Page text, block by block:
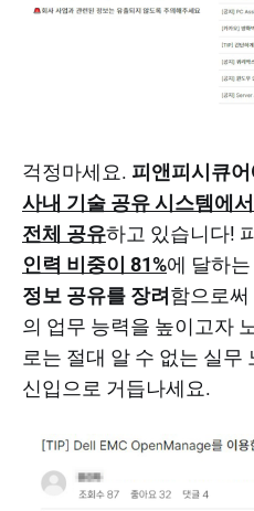
걱정마세요. 피앤피시큐
사내 기술 공유 시스템에
전체 공유하고 있습니다!
인력 비중이 81%에 달하
정보 공유를 장려함으로
의 업무 능력을 높이고자
로는 절대 알 수 없는 실무
신입으로 거듭나세요.